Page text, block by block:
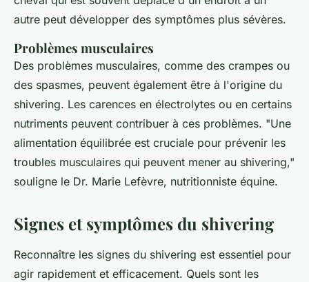
autre peut développer des symptômes plus sévères.
Problèmes musculaires
Des problèmes musculaires, comme des crampes ou
des spasmes, peuvent également être à l'origine du
shivering. Les carences en électrolytes ou en certains
nutriments peuvent contribuer à ces problèmes. "Une
alimentation équilibrée est cruciale pour prévenir les
troubles musculaires qui peuvent mener au shivering,"
souligne le Dr. Marie Lefèvre, nutritionniste équine.
Signes et symptômes du shivering
Reconnaître les signes du shivering est essentiel pour
agir rapidement et efficacement. Quels sont les